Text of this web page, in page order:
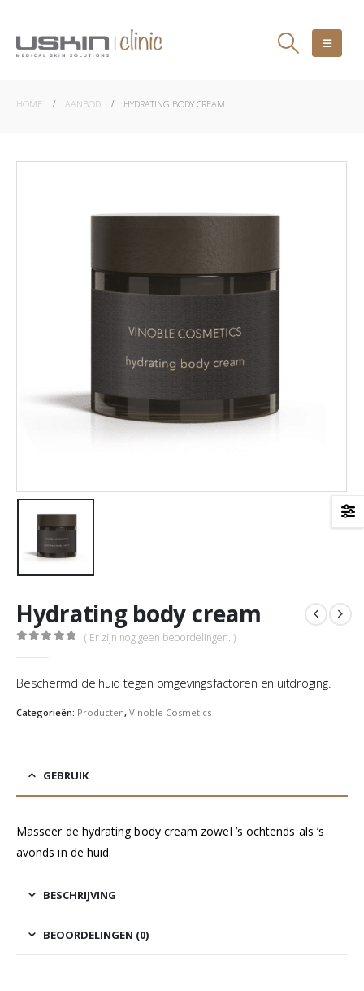
HOME AANBOD HYDRATING BODY CREAM
Hydrating body cream
( Er zijn nog geen beoordelingen. )
Beschermd de huid tegen omgevingsfactoren en uitdroging.
Categorieën: Producten, Vinoble Cosmetics
GEBRUIK
Masseer de hydrating body cream zowel ’s ochtends als ’s
avonds in de huid.
BESCHRIJVING
BEOORDELINGEN (0)